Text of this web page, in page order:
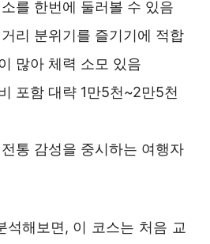
를 한번에 둘러볼 수 있음
리 분위기를 즐기기에 적합
많아 체력 소모 있음
포함 대략 1만5천~2만5천
통 감성을 중시하는 여행자
석해보면, 이 코스는 처음 교